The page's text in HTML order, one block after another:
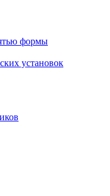
формы
установок